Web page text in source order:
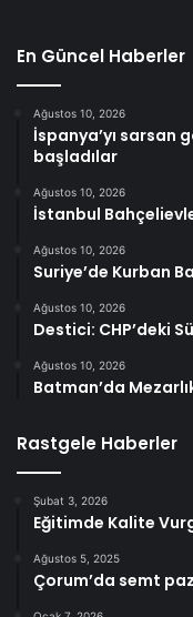
En Güncel Haberler
Ağustos 10, 2026
İspanya’yı sarsan
başladılar
Ağustos 10, 2026
İstanbul
Ağustos 10, 2026
Suriye’de Kurban
Ağustos 10, 2026
Destici: CHP’deki
Ağustos 10, 2026
Batman’da
Rastgele Haberler
Şubat 3, 2026
Eğitimde Kalite
Ağustos 5, 2025
Çorum’da semt